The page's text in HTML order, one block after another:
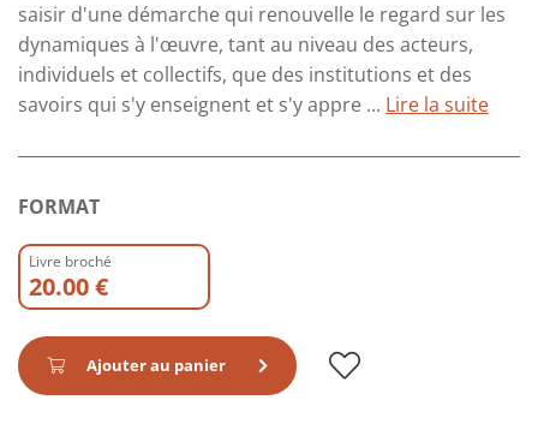
saisir d'une démarche qui renouvelle le regard sur les
dynamiques à l'œuvre, tant au niveau des acteurs,
individuels et collectifs, que des institutions et des
savoirs qui s'y enseignent et s'y appre ... Lire la suite
FORMAT
Livre broché
20.00 €
Ajouter au panier